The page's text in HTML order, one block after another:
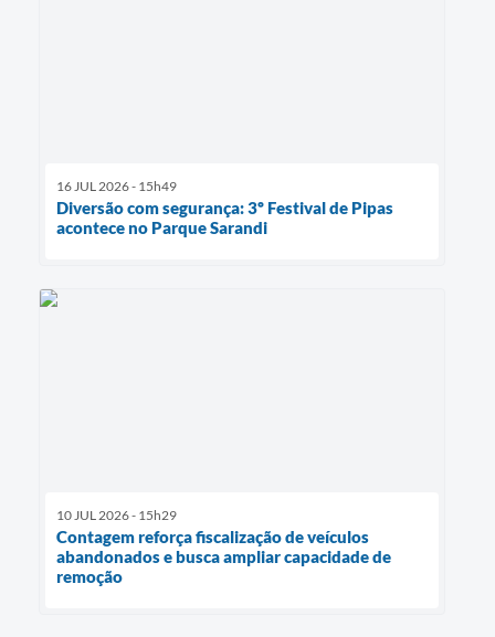
16 JUL 2026 - 15h49
Diversão com segurança: 3º Festival de Pipas
acontece no Parque Sarandi
10 JUL 2026 - 15h29
Contagem reforça fiscalização de veículos
abandonados e busca ampliar capacidade de
remoção